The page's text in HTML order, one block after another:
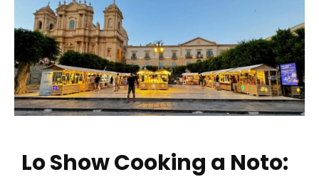
Lo Show Cooking a Noto: